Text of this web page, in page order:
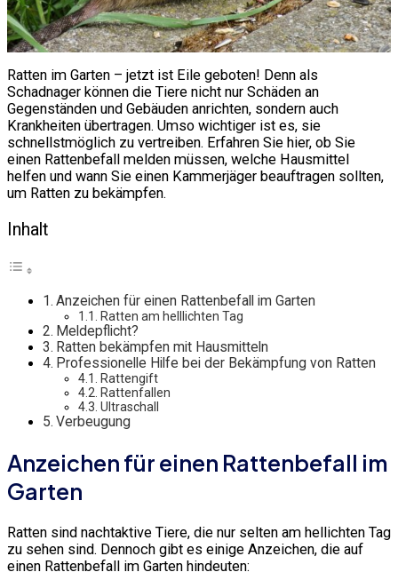
Ratten im Garten – jetzt ist Eile geboten! Denn als
Schadnager können die Tiere nicht nur Schäden an
Gegenständen und Gebäuden anrichten, sondern auch
Krankheiten übertragen. Umso wichtiger ist es, sie
schnellstmöglich zu vertreiben. Erfahren Sie hier, ob Sie
einen Rattenbefall melden müssen, welche Hausmittel
helfen und wann Sie einen Kammerjäger beauftragen sollten,
um Ratten zu bekämpfen.
Inhalt
Anzeichen für einen Rattenbefall im Garten
Ratten am helllichten Tag
Meldepflicht?
Ratten bekämpfen mit Hausmitteln
Professionelle Hilfe bei der Bekämpfung von Ratten
Rattengift
Rattenfallen
Ultraschall
Verbeugung
Anzeichen für einen Rattenbefall im
Garten
Ratten sind nachtaktive Tiere, die nur selten am hellichten Tag
zu sehen sind. Dennoch gibt es einige Anzeichen, die auf
einen Rattenbefall im Garten hindeuten: